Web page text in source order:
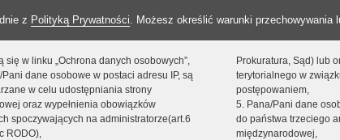
z Polityką Prywatności. Możesz określić warunki przechowywania
się w linku „Ochrona danych osobowych”,
Pani dane osobowe w postaci adresu IP, są
w celu udostępniania strony
oraz wypełnienia obowiązków
spoczywających na administratorze(art.6
RODO),
Prokuratura, Sąd) lub
terytorialnego w
postępowaniem,
5. Pana/Pani dane
do państwa trzeciego
międzynarodowej,